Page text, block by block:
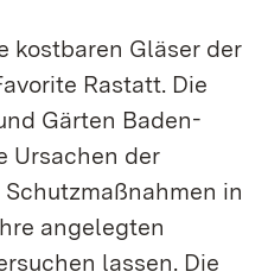
kostbaren Gläser der
Rastatt. Die
Gärten Baden-
Ursachen der
in
angelegten
lassen. Die